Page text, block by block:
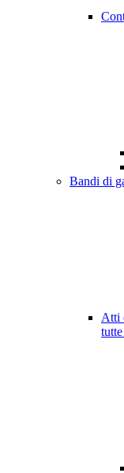
Bandi di
Atti